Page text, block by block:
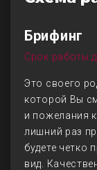
Брифинг
Срок работы
Это своего
которой Вы
и пожелания
лишний раз
будете четко
вид.